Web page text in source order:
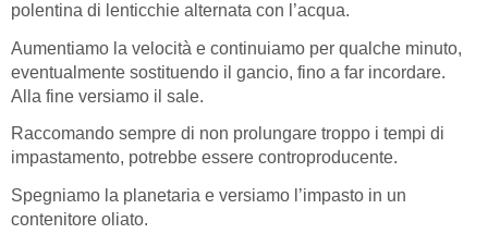
polentina di lenticchie alternata con l’acqua.
Aumentiamo la velocità e continuiamo per qualche minuto,
eventualmente sostituendo il gancio, fino a far incordare.
Alla fine versiamo il sale.
Raccomando sempre di non prolungare troppo i tempi di
impastamento, potrebbe essere controproducente.
Spegniamo la planetaria e versiamo l’impasto in un
contenitore oliato.